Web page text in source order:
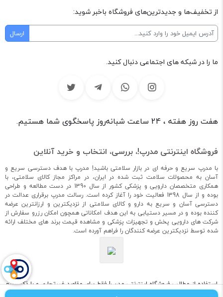
از تخفیف‌ها و جدیدترین‌های فروشگاه باخبر شوید:
ما را در شبکه های اجتماعی دنبال کنید.
هفت روز هفته ، 24 ساعت شبانه‌روز پاسخگوی شما هستیم.
فروشگاه اینترنتی مدرپ!، بررسی، انتخاب و خرید آنلاین
با مدرپ سریع و حرفه ای در بازار سلامتی باشید! مدرپ با هدف دسترسی سریع و
آسان به محصولات سلامت ثبت شده در ایران، در مراکز مجاز کالای سلامتی، با
همکاری متخصصان دارویی و پزشکی کشور از سال 1390 در دست مطالعه و طراحی
بوده و از سال 1398 فعالیت خود را آغاز کرده است. رسالت مدرپ برقراری عدالت در
دسترسی آسان و سریع به دارو و کالای سلامتی از نزدیکترین و ارزانترین عرضه
کننده بوده و در مسیر دستیابی به این هدف امکاناتی همچون امکان رزرو سفارش از
شرکت های دارویی پخش و تجهیزات پزشکی و مشاهده قیمت برند های مختلف ارائه
شده توسط نزدیکترین عرضه کنندگان را فراهم آورده است.
استفاده از مطالب فروشگاه اینترنتی مدرپ! فقط برای مقاصد غیرتجاری و با ذکر منبع
بلامانع است. کلیه حقوق این سایت متعلق به مدرپ! می‌باشد. «توسعه و طراحی تیم